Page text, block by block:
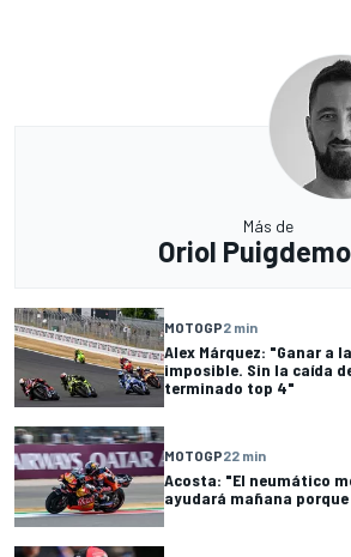
Más de
Oriol
MOTOGP2 min
Alex Márquez: "Ganar a
imposible. Sin la caída
terminado top 4"
MOTOGP22 min
Acosta: "El neumático
ayudará mañana